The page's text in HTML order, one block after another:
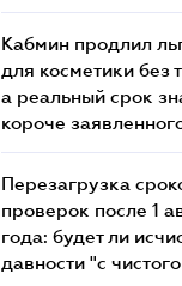
Кабмин продлил
для косметики без
а реальный срок
короче
Перезагрузка
проверок после 1
года: будет ли
давности "с